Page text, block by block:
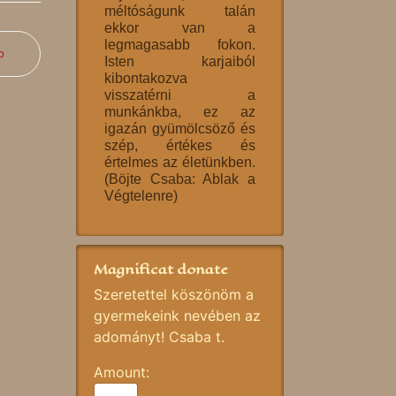
méltóságunk talán
ekkor van a
legmagasabb fokon.
Isten karjaiból
kibontakozva
visszatérni a
munkánkba, ez az
igazán gyümölcsöző és
szép, értékes és
értelmes az életünkben.
(Böjte Csaba: Ablak a
Végtelenre)
Magnificat donate
Szeretettel köszönöm a
gyermekeink nevében az
adományt! Csaba t.
Amount: